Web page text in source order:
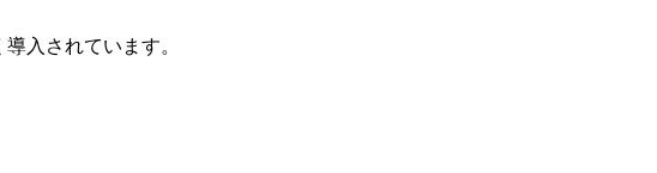
入されています。